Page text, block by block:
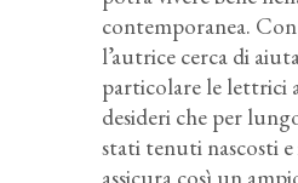
contemporanea.
l’autrice cerca di
particolare le lettrici
desideri che per
stati tenuti nascosti